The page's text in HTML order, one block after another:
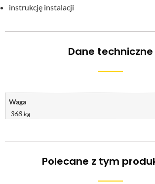
instrukcję instalacji
Dane techniczne
Waga
368 kg
Polecane z tym